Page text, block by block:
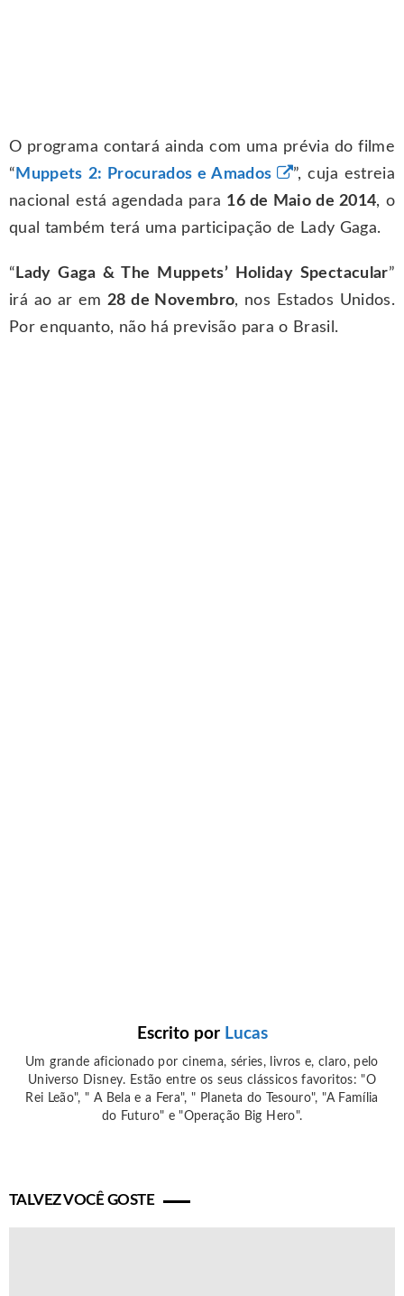
O programa contará ainda com uma prévia do filme
“ Muppets 2: Procurados e Amados
”, cuja estreia
nacional está agendada para 16 de Maio de 2014, o
qual também terá uma participação de Lady Gaga.
“ Lady Gaga & The Muppets’ Holiday Spectacular”
irá ao ar em28 de Novembro, nos Estados Unidos.
Por enquanto, não há previsão para o Brasil.
Escrito por Lucas
Um grande aficionado por cinema, séries, livros e, claro, pelo
Universo Disney. Estão entre os seus clássicos favoritos: "O
Rei Leão", " A Bela e a Fera", " Planeta do Tesouro", "A Família
do Futuro" e "Operação Big Hero".
TALVEZ VOCÊ GOSTE